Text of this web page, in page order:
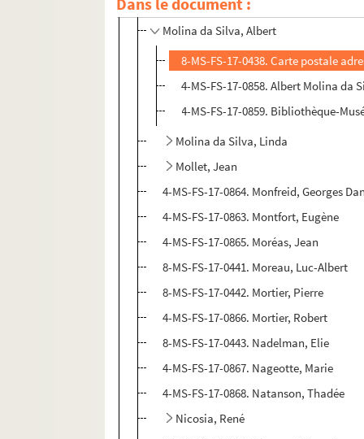
8-MS-FS-17-0439. Molina, E. A. de
Molina da Silva, Albert
8-MS-FS-17-0438. Carte postale
4-MS-FS-17-0858. Albert Molina da
4-MS-FS-17-0859. Bibliothèque-
Molina da Silva, Linda
Mollet, Jean
4-MS-FS-17-0864. Monfreid, Georges
4-MS-FS-17-0863. Montfort, Eugène
4-MS-FS-17-0865. Moréas, Jean
8-MS-FS-17-0441. Moreau, Luc-Albert
8-MS-FS-17-0442. Mortier, Pierre
4-MS-FS-17-0866. Mortier, Robert
8-MS-FS-17-0443. Nadelman, Elie
4-MS-FS-17-0867. Nageotte, Marie
4-MS-FS-17-0868. Natanson, Thadée
Nicosia, René